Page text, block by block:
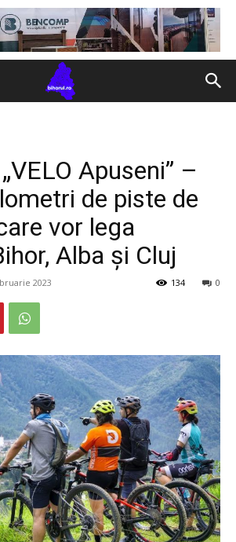
Apuseni” –
de piste de
vor lega
Alba și Cluj
2023 0
134